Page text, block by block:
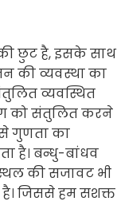
छुट है, इसके साथ
की व्यवस्था का
व्यवस्थित
को संतुलित करने
से गुणता का
है। बन्धु-बांधव
की सजावट भी
है। जिससे हम सशक्त